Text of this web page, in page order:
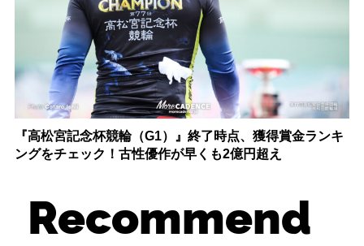
『高松宮記念杯競輪（G1）』終了時点、獲得賞金ランキ
ングをチェック！古性優作が早くも2億円超え
Recommend